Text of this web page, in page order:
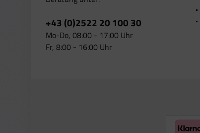
+43 (0)2522 20 100 30
Mo-Do, 08:00 - 17:00 Uhr
Fr, 8:00 - 16:00 Uhr